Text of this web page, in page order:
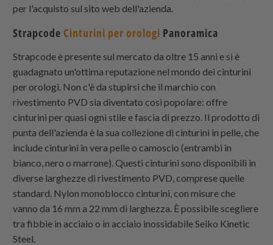
per l'acquisto sul sito web dell'azienda.
Strapcode Cinturini per orologi Panoramica
Strapcode è presente sul mercato da oltre 15 anni e si è
guadagnato un'ottima reputazione nel mondo dei cinturini
per orologi. Non c'è da stupirsi che il marchio con
rivestimento PVD sia diventato così popolare: offre
cinturini per quasi ogni stile e fascia di prezzo. Il prodotto di
punta dell'azienda è la sua collezione di cinturini in pelle, che
include cinturini in vera pelle o camoscio (entrambi in
bianco, nero o marrone). Questi cinturini sono disponibili in
diverse larghezze di rivestimento PVD, comprese quelle
standard. Nylon monobloccocinturini, con misure che
vanno da 16 mm a 22 mm di larghezza. È possibile scegliere
tra fibbie in acciaio o in acciaio inossidabile Seiko Kinetic
Steel.